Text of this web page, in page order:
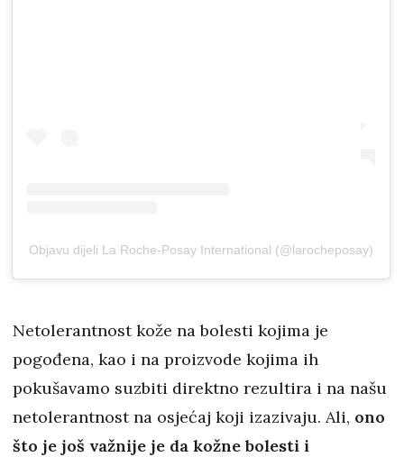
Objavu dijeli La Roche-Posay International (@larocheposay)
Netolerantnost kože na bolesti kojima je
pogođena, kao i na proizvode kojima ih
pokušavamo suzbiti direktno rezultira i na našu
netolerantnost na osjećaj koji izazivaju. Ali, ono
što je još važnije je da kožne bolesti i